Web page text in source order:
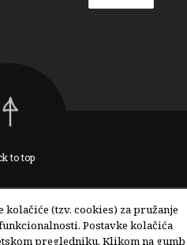
to top
Črgar. All Rights Reserved.
(tzv. cookies) za pružanje
Postavke kolačića
pregledniku. Klikom na gumb